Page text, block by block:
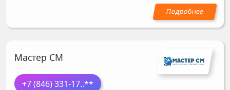
Мастер СМ
+7 (846) 331-17..**